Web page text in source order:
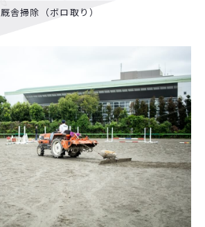
厩舎掃除（ボロ取り）